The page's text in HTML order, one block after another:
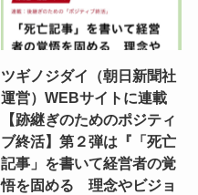
ツギノジダイ（朝日新聞社
運営）WEBサイトに連載
【跡継ぎのためのポジティ
ブ終活】第２弾は『「死亡
記事」を書いて経営者の覚
悟を固める 理念やビジョ